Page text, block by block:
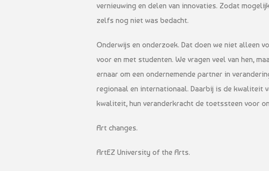
vernieuwing en delen van innovaties. Zodat
zelfs nog niet was bedacht.
Onderwijs en onderzoek. Dat doen we niet alleen
voor en met studenten. We vragen veel van hen,
ernaar om een ondernemende partner in
regionaal en internationaal. Daarbij is de kwaliteit
kwaliteit, hun veranderkracht de toetssteen voor
Art changes.
ArtEZ University of the Arts.